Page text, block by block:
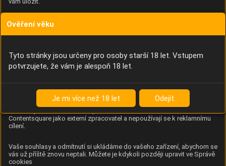
Anonymní unikátní ID
Díky němu příště poznáme, že se jedná o stejné zařízení, a
Identifikátor je zcela anonymní.
Analýza chování návštěvníků na webu (pohyb kurzoru,
kliknutí, procházení stránek a heatmapy), která
provozovateli e-shopu Betelné škopek pomáhá zlepšovat
Contentsquare jako externí zpracovatel a nepoužívají se k reklamnímu
cílení.
Vaše souhlasy a odmítnutí si ukládáme do vašeho zařízení, abychom se
vás už příště znovu neptali. Můžete je kdykoli později upravit ve Správě
cookies
Ověření věku
Tyto stránky jsou určeny pro osoby starší 18 let. Vstupem
potvrzujete, že vám je alespoň 18 let.
Je mi více než 18 let Odejít